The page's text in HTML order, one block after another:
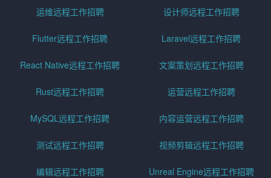
运维远程工作招聘 设计师远程工作招聘
Flutter远程工作招聘 Laravel远程工作招聘
React Native远程工作招聘 文案策划远程工作招聘
Rust远程工作招聘 运营远程工作招聘
MySQL远程工作招聘 内容运营远程工作招聘
测试远程工作招聘 视频剪辑远程工作招聘
编辑远程工作招聘 Unreal Engine远程工作招聘